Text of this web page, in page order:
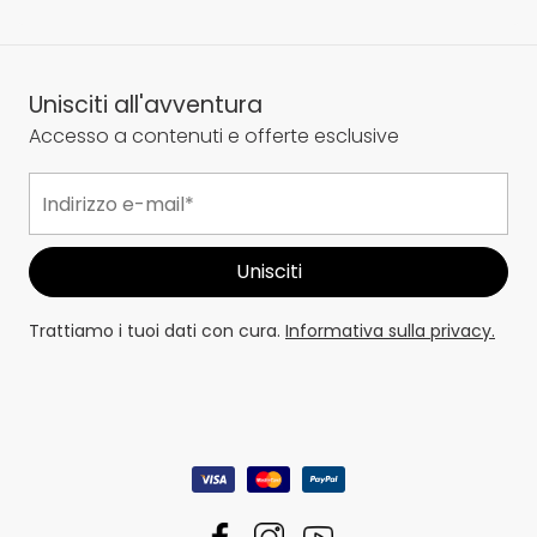
Unisciti all'avventura
Accesso a contenuti e offerte esclusive
Trattiamo i tuoi dati con cura. Informativa sulla privacy.